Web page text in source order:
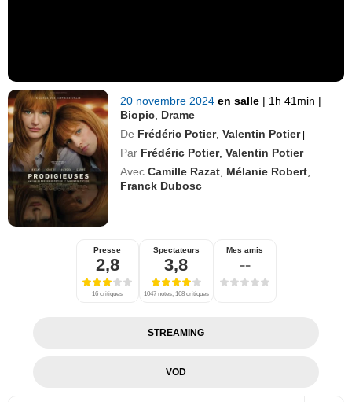
20 novembre 2024en salle | 1h 41min |
Biopic Drame
De Frédéric Potier,Valentin Potier |
Par Frédéric Potier,Valentin Potier
Avec Camille Razat Mélanie Robert
Franck Dubosc
Presse
2,8
16 critiques
Spectateurs
3,8
1047 notes, 168 critiques
Mes amis
--
STREAMING
VOD